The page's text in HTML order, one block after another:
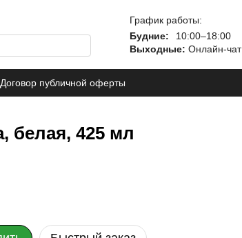
График работы:
Будние:
10:00–18:00
Выходные: Онлайн-чат
Договор публичной оферты
белая, 425 мл